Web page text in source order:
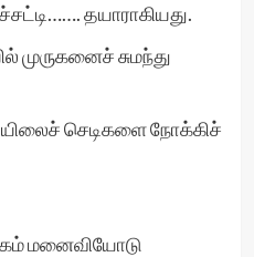
தயாராகியது.
முருகனைச் சுமந்து
செடிகளை நோக்கிச்
மனைவியோடு